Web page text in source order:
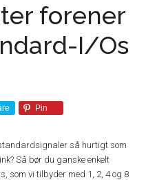
forener
I/Os
Pin
så hurtigt som
Så bør du ganske enkelt
som vi tilbyder med 1, 2, 4 og 8